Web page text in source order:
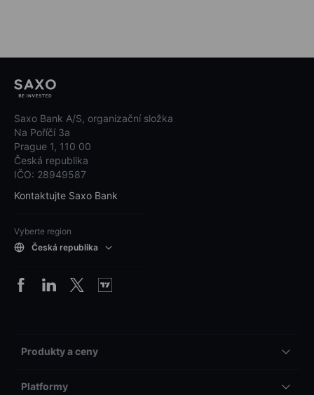
Saxo Bank A/S, organizační složka
Na Poříčí 3a
Prague 1, 110 00
Česká republika
IČO: 28949587
Kontaktujte Saxo Bank
Vyberte region
Česká republika
Produkty a ceny
Platformy